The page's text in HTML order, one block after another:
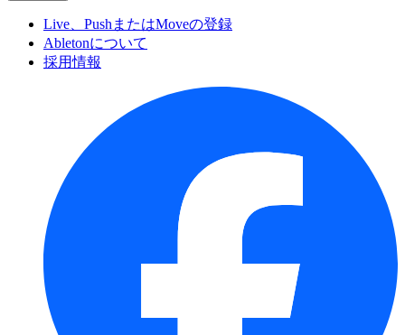
Live、PushまたはMoveの登録
Abletonについて
採用情報